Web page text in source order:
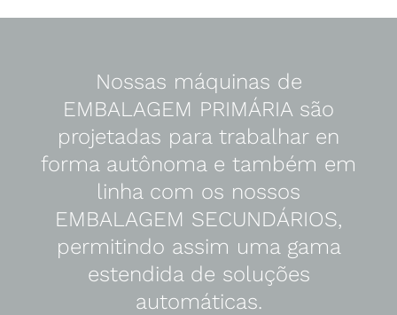
Nossas máquinas de
EMBALAGEM PRIMÁRIA são
projetadas para trabalhar en
forma autônoma e também em
linha com os nossos
EMBALAGEM SECUNDÁRIOS,
permitindo assim uma gama
estendida de soluções
automáticas.